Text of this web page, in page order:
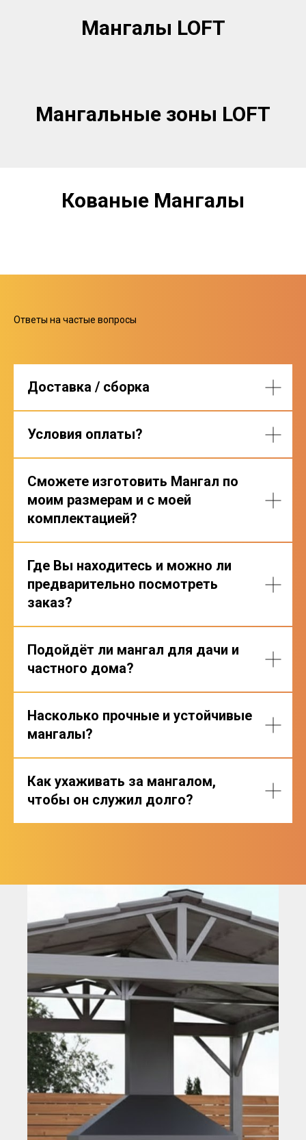
Мангалы LOFT
Мангальные зоны LOFT
Кованые Мангалы
Ответы на частые вопросы
Доставка / сборка
Условия оплаты?
Сможете изготовить Мангал по
моим размерам и с моей
комплектацией?
Где Вы находитесь и можно ли
предварительно посмотреть
заказ?
Подойдёт ли мангал для дачи и
частного дома?
Насколько прочные и устойчивые
мангалы?
Как ухаживать за мангалом,
чтобы он служил долго?